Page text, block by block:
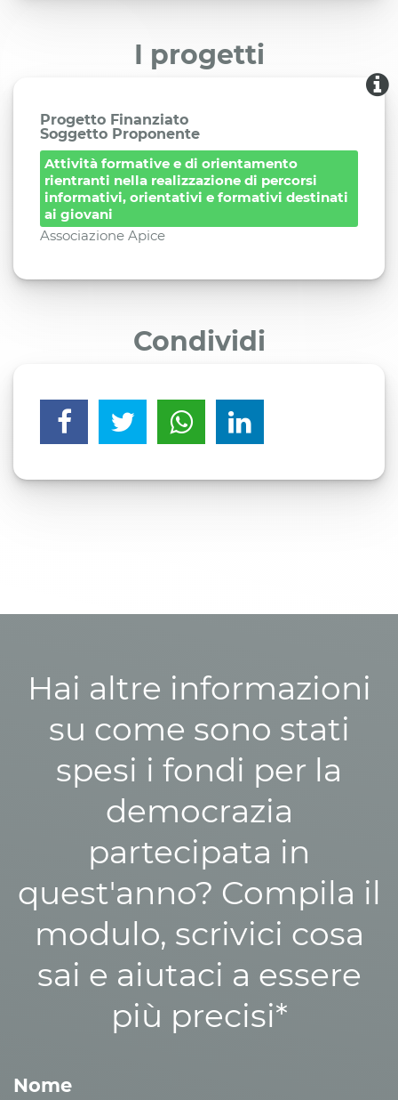
I progetti
Progetto Finanziato
Soggetto Proponente
Attività formative e di orientamento
rientranti nella realizzazione di percorsi
informativi, orientativi e formativi destinati
ai giovani
Associazione Apice
Condividi
Hai altre informazioni
su come sono stati
spesi i fondi per la
democrazia
partecipata in
quest'anno? Compila il
modulo, scrivici cosa
sai e aiutaci a essere
più precisi*
Nome